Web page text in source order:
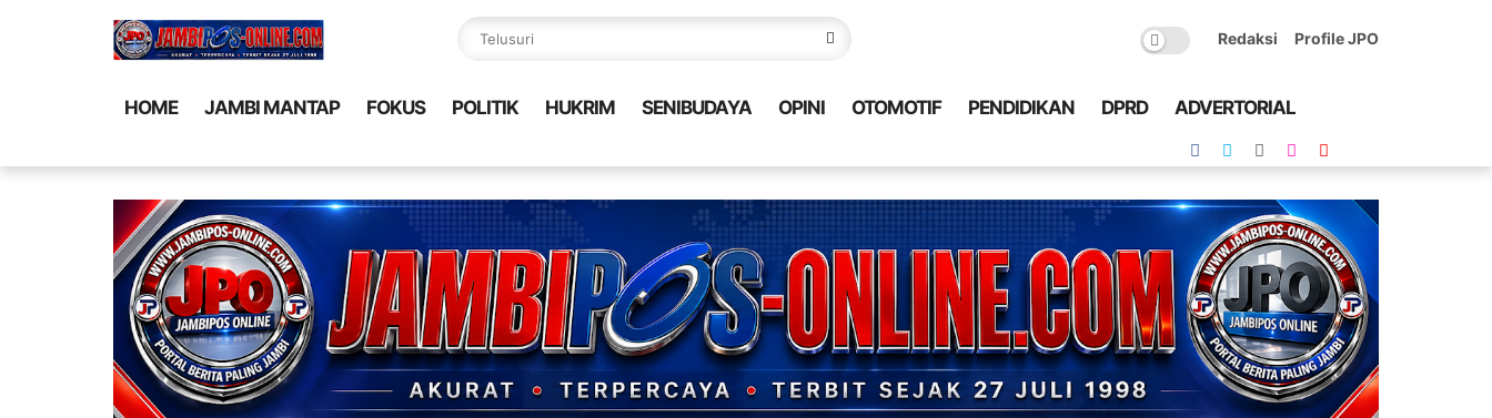
Redaksi Profile JPO
HOME JAMBI MANTAP FOKUS POLITIK HUKRIM SENIBUDAYA OPINI OTOMOTIF PENDIDIKAN DPRD ADVERTORIAL